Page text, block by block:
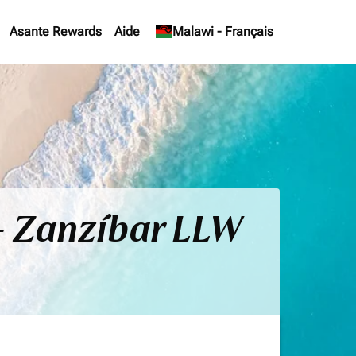
Asante Rewards Aide Malawi - Français
keyboard_arrow_down
Zanzíbar LLW